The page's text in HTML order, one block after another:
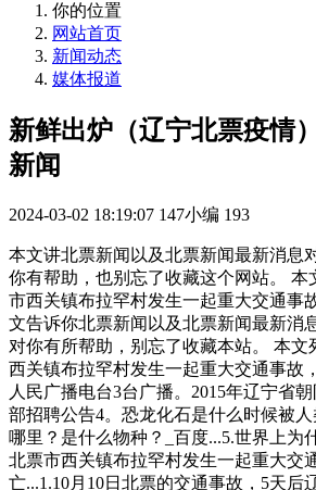
你的位置
网站首页
新闻动态
媒体报道
新鲜出炉（辽宁北票疫情
新闻
2024-03-02 18:19:07 147小编 193
本文讲北票新闻以及北票新闻最新消息
你有帮助，也别忘了收藏这个网站。 本
市西关镇布拉罕村发生一起重大交通事
文告诉你北票新闻以及北票新闻最新消
对你有所帮助，别忘了收藏本站。 本文
西关镇布拉罕村发生一起重大交通事故
人民广播电台3台广播。2015年辽宁省
部招聘公告4。恐龙化石是什么时候被
哪里？是什么物种？_百度...5.世界上为
北票市西关镇布拉罕村发生一起重大交
亡...1.10月10日北票的交通事故，5天后